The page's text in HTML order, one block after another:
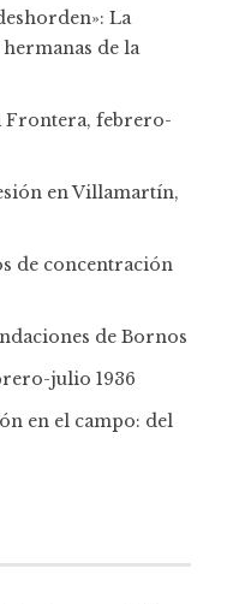
La
de la
Frontera, febrero-
en Villamartín,
de concentración
de Bornos
julio 1936
en el campo: del